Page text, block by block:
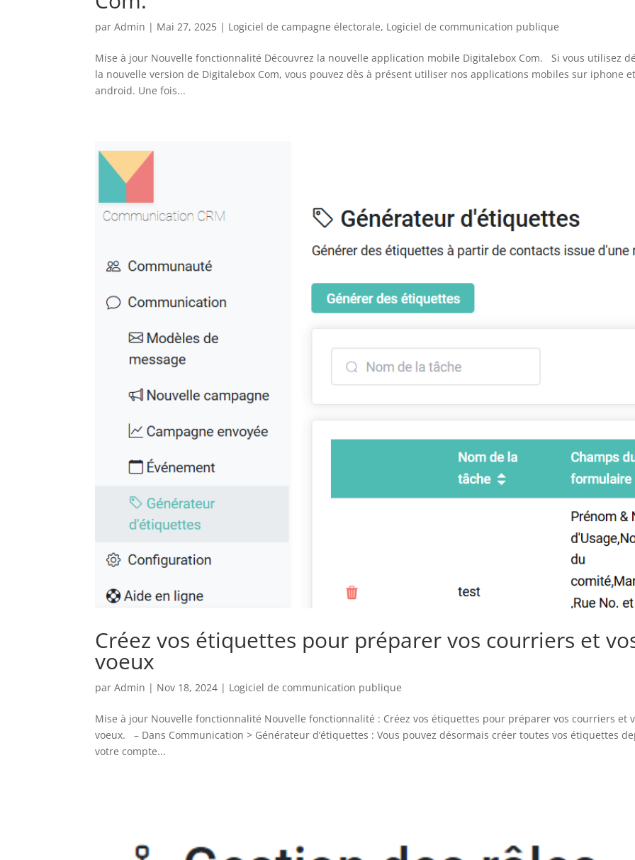
parAdmin | Mai 27, 2025 | Logiciel de campagne électorale, Logiciel de communication publique
Mise à jour Nouvelle fonctionnalité Découvrez la nouvelle application mobile Digitalebox Com. Si vous utilisez
la nouvelle version de Digitalebox Com, vous pouvez dès à présent utiliser nos applications mobiles sur iphone
android. Une fois...
Créez vos étiquettes pour préparer vos courriers et
voeux
parAdmin | Nov 18, 2024 | Logiciel de communication publique
Mise à jour Nouvelle fonctionnalité Nouvelle fonctionnalité : Créez vos étiquettes pour préparer vos courriers et
voeux. – Dans Communication > Générateur d’étiquettes : Vous pouvez désormais créer toutes vos étiquettes
votre compte...